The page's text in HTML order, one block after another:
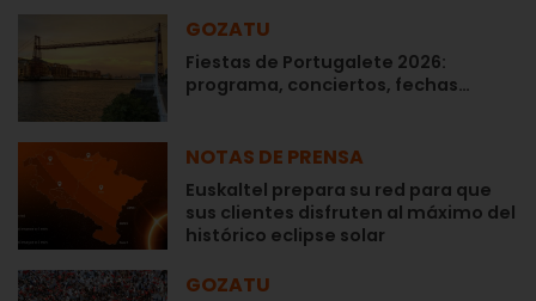
GOZATU
Fiestas de Portugalete 2026:
programa, conciertos, fechas…
NOTAS DE PRENSA
Euskaltel prepara su red para que
sus clientes disfruten al máximo del
histórico eclipse solar
GOZATU